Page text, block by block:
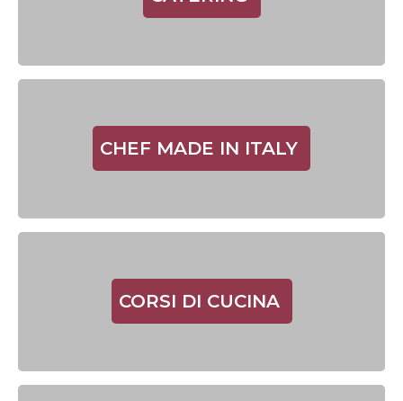
CHEF MADE IN ITALY
CORSI DI CUCINA